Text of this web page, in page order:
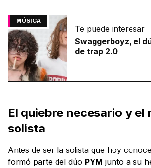
MÚSICA
Te puede interesar
Swaggerboyz, el
de trap 2.0
El quiebre necesario y el
solista
Antes de ser la solista que hoy
formó parte del dúo PYM junto a su